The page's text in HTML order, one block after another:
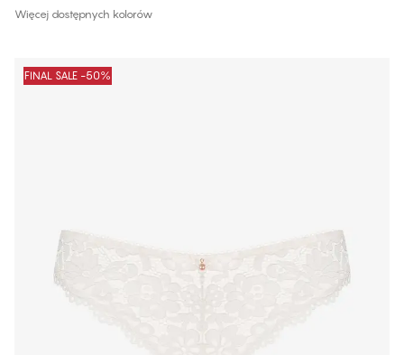
Więcej dostępnych kolorów
FINAL SALE -50%